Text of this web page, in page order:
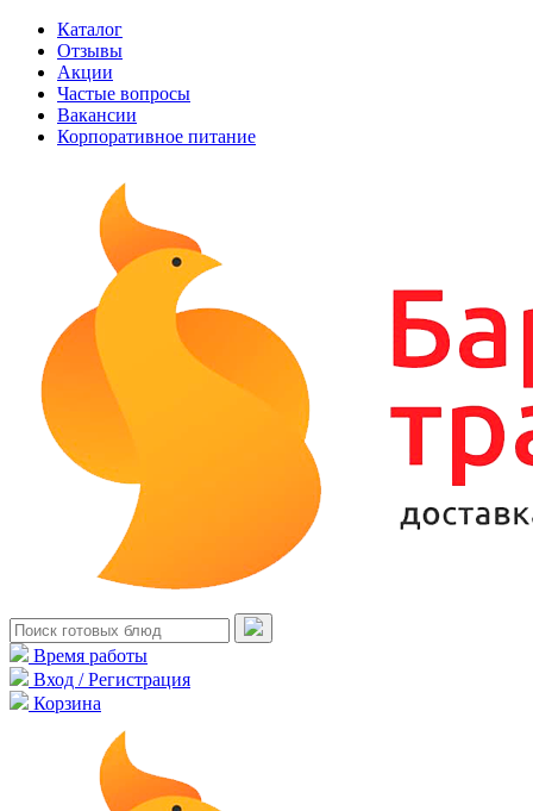
Каталог
Отзывы
Акции
Частые вопросы
Вакансии
Корпоративное питание
Время работы
Вход / Регистрация
Корзина